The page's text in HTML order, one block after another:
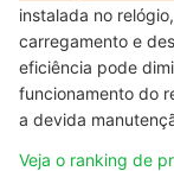
instalada no
carregamento e
eficiência pode
funcionamento do
a devida
Veja o ranking de